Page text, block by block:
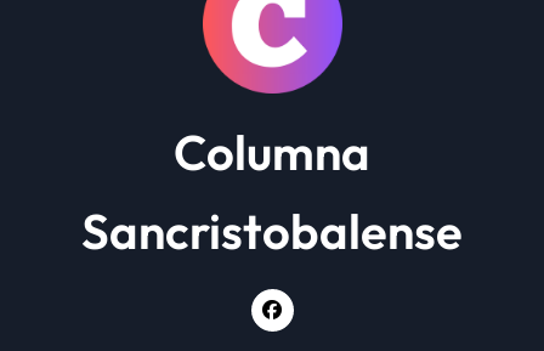
Columna
Sancristobalense